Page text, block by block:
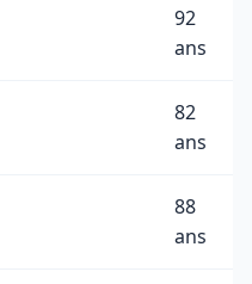
92
ans
82
ans
88
ans